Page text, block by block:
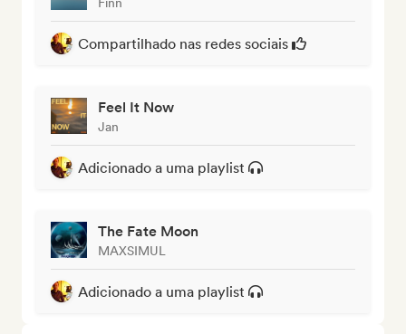
Compartilhado nas redes sociais
Feel It Now
Jan
Adicionado a uma playlist
The Fate Moon
MAXSIMUL
Adicionado a uma playlist